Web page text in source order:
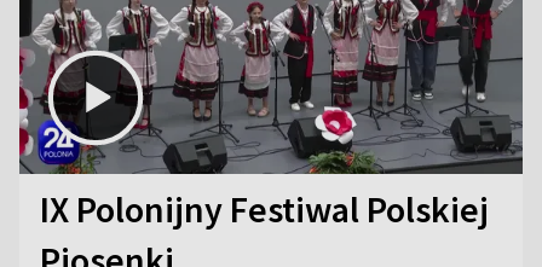
IX Polonijny Festiwal Polskiej